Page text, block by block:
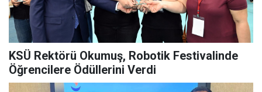
KSÜ Rektörü Okumuş, Robotik Festivalinde
Öğrencilere Ödüllerini Verdi